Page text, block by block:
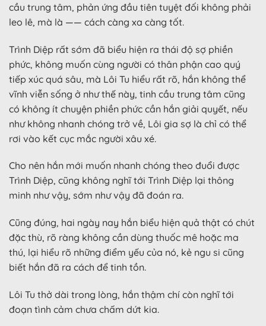
cầu trung tâm, phản ứng đầu tiên tuyệt đối không phải
leo lê, mà là —— cách càng xa càng tốt.
Trình Diệp rất sớm đã biểu hiện ra thái độ sợ phiền
phức, không muốn cùng người có thân phận cao quý
tiếp xúc quá sâu, mà Lôi Tu hiểu rất rõ, hắn không thể
vĩnh viễn sống ở như thế này, tinh cầu trung tâm cũng
có không ít chuyện phiền phức cần hắn giải quyết, nếu
như không nhanh chóng trở về, Lôi gia sợ là chỉ có thể
rơi vào kết cục mắc người xâu xé.
Cho nên hắn mới muốn nhanh chóng theo đuổi được
Trình Diệp, cũng không nghĩ tới Trình Diệp lại thông
minh như vậy, sớm như vậy đã đoán ra.
Cũng đúng, hai ngày nay hắn biểu hiện quả thật có chút
đặc thù, rõ ràng không cần dùng thuốc mê hoặc ma
thú, lại hiểu rõ những điểm yếu của nó, kẻ ngu si cũng
biết hắn đã ra cách để tinh tồn.
Lôi Tu thở dài trong lòng, hắn thậm chí còn nghĩ tới
đoạn tình cảm chưa chấm dứt kia.